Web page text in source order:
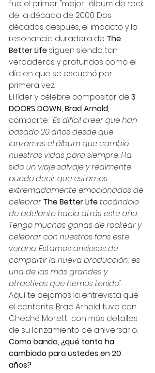
fue el primer "mejor" álbum de rock
de la década de 2000. Dos
décadas después, el impacto y la
resonancia duradera de The
Better Life siguen siendo tan
verdaderos y profundos como el
día en que se escuchó por
primera vez.
El líder y célebre compositor de 3
DOORS DOWN, Brad Arnold,
comparte: "Es difícil creer que han
pasado 20 años desde que
lanzamos el álbum que cambió
nuestras vidas para siempre. Ha
sido un viaje salvaje y realmente
puedo decir que estamos
extremadamente emocionados de
celebrar The Better Life tocándolo
de adelante hacia atrás este año.
Tengo muchas ganas de rockear y
celebrar con nuestros fans este
verano. Estamos ansiosos de
compartir la nueva producción; es
una de las más grandes y
atractivas que hemos tenido".
Aquí te dejamos la entrevista que
el cantante Brad Arnold tuvo con
Cheché Morett  con más detalles
de su lanzamiento de aniversario.
Como banda, ¿qué tanto ha
cambiado para ustedes en 20
años?